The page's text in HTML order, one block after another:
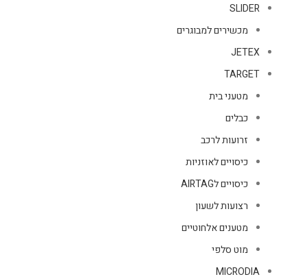
SLIDER
מכשירים למבוגרים
JETEX
TARGET
מטעני בית
כבלים
זרועות לרכב
כיסויים לאוזניות
כיסויים לAIRTAG
רצועות לשעון
מטענים אלחוטיים
מוט סלפי
MICRODIA